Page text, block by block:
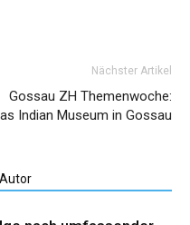
Nächster Artikel
Gossau ZH Themenwoche:
Indian Museum in Gossau